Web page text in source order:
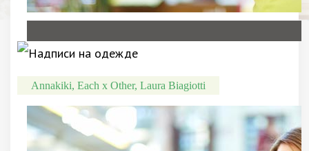
Annakiki, Each x Other, Laura Biagiotti